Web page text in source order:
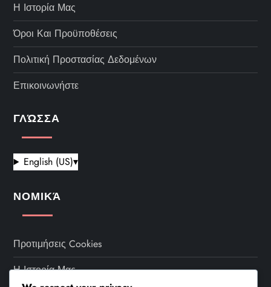
Η Ιστορία Μας
Όροι Και Προϋποθέσεις
Πολιτική Προστασίας Δεδομένων
Επικοινωνήστε
ΓΛΏΣΣΑ
English (US)▾
ΝΟΜΙΚΆ
Προτιμήσεις Cookies
Η Ιστορία Μας